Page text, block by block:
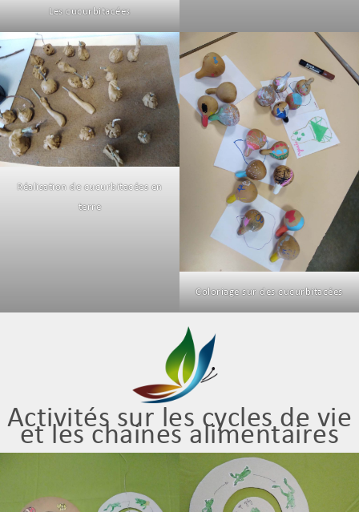
Les cucurbitacées
Réalisation de cucurbitacées en
terre
Coloriage sur des cucurbitacées
Activités sur les cycles de vie
et les chaines alimentaires